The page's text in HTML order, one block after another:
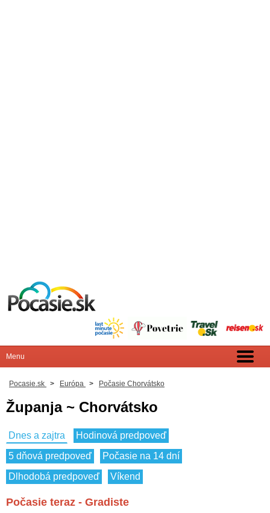
Pocasie.sk > Európa > Počasie Chorvátsko
Županja ~ Chorvátsko
Dnes a zajtra
Hodinová predpoveď
5 dňová predpoveď
Počasie na 14 dní
Dlhodobá predpoveď
Víkend
Počasie teraz - Gradiste